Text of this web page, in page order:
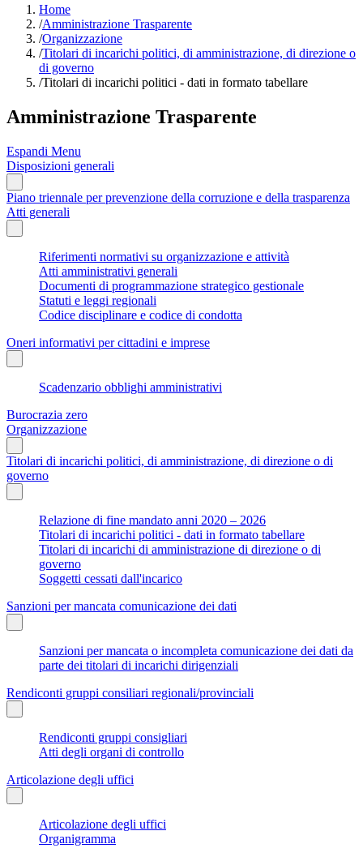
Home
/Amministrazione Trasparente
/Organizzazione
/Titolari di incarichi politici, di amministrazione, di direzione o
di governo
/Titolari di incarichi politici - dati in formato tabellare
Amministrazione Trasparente
Espandi Menu
Disposizioni generali
Piano triennale per prevenzione della corruzione e della trasparenza
Atti generali
Riferimenti normativi su organizzazione e attività
Atti amministrativi generali
Documenti di programmazione strategico gestionale
Statuti e leggi regionali
Codice disciplinare e codice di condotta
Oneri informativi per cittadini e imprese
Scadenzario obblighi amministrativi
Burocrazia zero
Organizzazione
Titolari di incarichi politici, di amministrazione, di direzione o di
governo
Relazione di fine mandato anni 2020 – 2026
Titolari di incarichi politici - dati in formato tabellare
Titolari di incarichi di amministrazione di direzione o di
governo
Soggetti cessati dall'incarico
Sanzioni per mancata comunicazione dei dati
Sanzioni per mancata o incompleta comunicazione dei dati da
parte dei titolari di incarichi dirigenziali
Rendiconti gruppi consiliari regionali/provinciali
Rendiconti gruppi consigliari
Atti degli organi di controllo
Articolazione degli uffici
Articolazione degli uffici
Organigramma